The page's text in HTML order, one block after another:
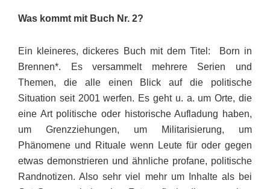
Was kommt mit Buch Nr. 2?
Ein kleineres, dickeres Buch mit dem Titel: Born in
Brennen*. Es versammelt mehrere Serien und
Themen, die alle einen Blick auf die politische
Situation seit 2001 werfen. Es geht u. a. um Orte, die
eine Art politische oder historische Aufladung haben,
um Grenz­ziehungen, um Militarisierung, um
Phänomene und Rituale wenn Leute für oder gegen
etwas demonstrieren und ähnliche profane, politische
Randnotizen. Also sehr viel mehr um Inhalte als bei